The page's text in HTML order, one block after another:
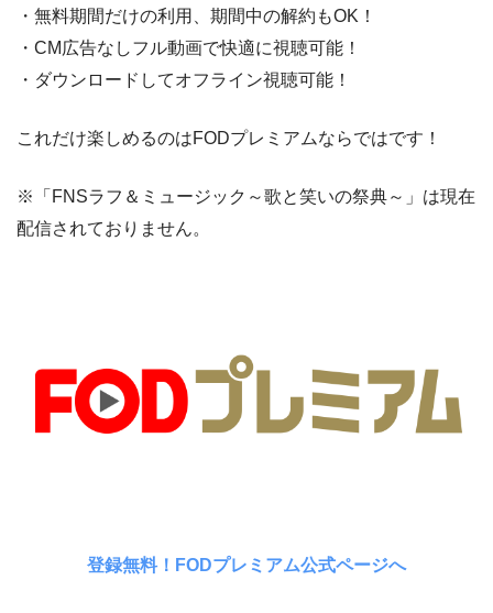
・無料期間だけの利用、期間中の解約もOK！
・CM広告なしフル動画で快適に視聴可能！
・ダウンロードしてオフライン視聴可能！
これだけ楽しめるのはFODプレミアムならではです！
※「FNSラフ＆ミュージック～歌と笑いの祭典～」は現在
配信されておりません。
登録無料！FODプレミアム公式ページへ